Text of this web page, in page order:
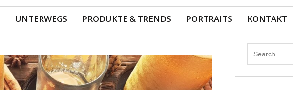
UNTERWEGS PRODUKTE & TRENDS PORTRAITS KONTAKT